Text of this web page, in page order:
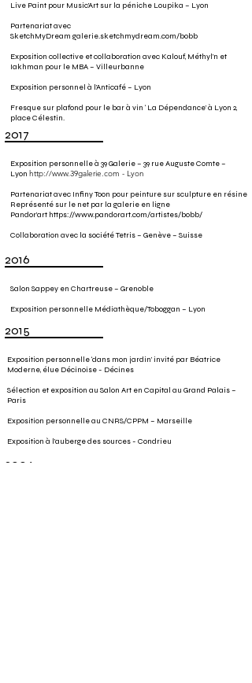
Live Paint pour Music’Art sur la péniche Loupika – Lyon
Partenariat avec
SketchMyDream galerie.sketchmydream.com/bobb
Exposition collective et collaboration avec Kalouf, Méthyl’n et
Iakhman pour le MBA – Villeurbanne
Exposition personnel à l’Anticafé – Lyon
Fresque sur plafond pour le bar à vin ‘ La Dépendance’ à Lyon 2,
place Célestin.
2017
Exposition personnelle à 39 Galerie – 39 rue Auguste Comte –
Lyon http://www.39galerie.com - Lyon
Partenariat avec Infiny Toon pour peinture sur sculpture en résine
Représenté sur le net par la galerie en ligne
Pandor’art https://www.pandorart.com/artistes/bobb/
Collaboration avec la société Tetris – Genève – Suisse
2016
Salon Sappey en Chartreuse – Grenoble
Exposition personnelle Médiathèque/Toboggan – Lyon
2015
Exposition personnelle ‘dans mon jardin’ invité par Béatrice
Moderne, élue Décinoise - Décines
Sélection et exposition au Salon Art en Capital au Grand Palais –
Paris
Exposition personnelle au CNRS/CPPM – Marseille
Exposition à l’auberge des sources - Condrieu
2004